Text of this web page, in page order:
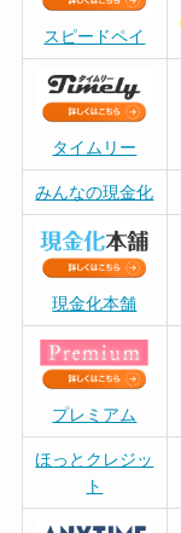
スピードペイ
タイムリー
みんなの現金化
現金化本舗
プレミアム
ほっとクレジッ
ト